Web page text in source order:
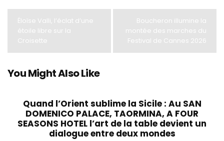
Éloïse Valli, l’éclat d’une
étoile libre sur la
Croisette
Boucheron illumine la
montée des marches du
Festival de Cannes 2026
You Might Also Like
Quand l’Orient sublime la Sicile : Au SAN
DOMENICO PALACE, TAORMINA, A FOUR
SEASONS HOTEL l’art de la table devient un
dialogue entre deux mondes